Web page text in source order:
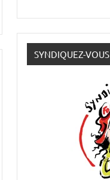
SYNDIQUEZ-VOUS